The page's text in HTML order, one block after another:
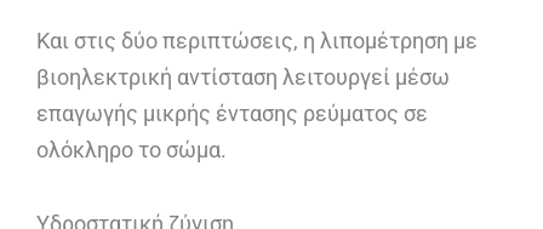
Και στις δύο περιπτώσεις, η λιπομέτρηση με
βιοηλεκτρική αντίσταση λειτουργεί μέσω
επαγωγής μικρής έντασης ρεύματος σε
ολόκληρο το σώμα.
Υδροστατική ζύγιση